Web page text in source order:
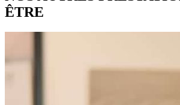
ÊTRE